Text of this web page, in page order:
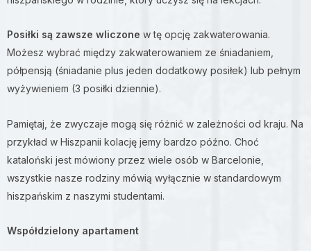
Posiłki są zawsze wliczone w tę opcję zakwaterowania.
Możesz wybrać między zakwaterowaniem ze śniadaniem,
półpensją (śniadanie plus jeden dodatkowy posiłek) lub pełnym
wyżywieniem (3 posiłki dziennie).
Pamiętaj, że zwyczaje mogą się różnić w zależności od kraju. Na
przykład w Hiszpanii kolację jemy bardzo późno. Choć
kataloński jest mówiony przez wiele osób w Barcelonie,
wszystkie nasze rodziny mówią wyłącznie w standardowym
hiszpańskim z naszymi studentami.
Współdzielony apartament